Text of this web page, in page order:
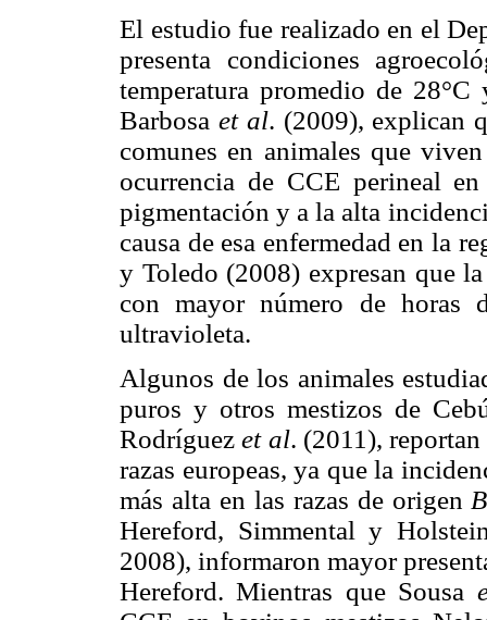
El estudio fue realizado en el
presenta condiciones
temperatura promedio de
Barbosa et al. (2009), explican
comunes en animales que
ocurrencia de CCE perineal
pigmentación y a la alta
causa de esa enfermedad en la
y Toledo (2008) expresan que
con mayor número de
ultravioleta.
Algunos de los animales
puros y otros mestizos de
Rodríguezet al. (2011),
razas europeas, ya que la
más alta en las razas de origen
Hereford, Simmental y
2008), informaron mayor
Hereford. Mientras que Sousa